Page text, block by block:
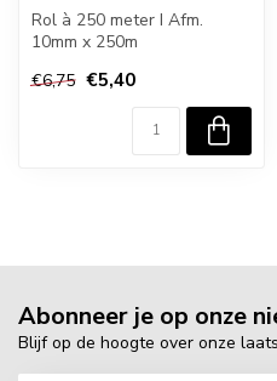
Rol à 250 meter I Afm.
10mm x 250m
€6,75 €5,40
Abonneer je op onze
Blijf op de hoogte over onze